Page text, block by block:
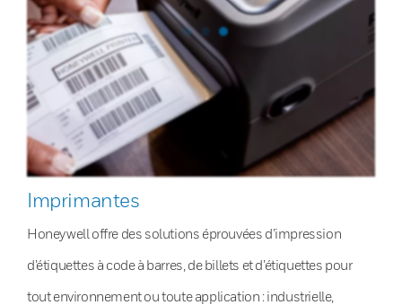
Imprimantes
Honeywell offre des solutions éprouvées d’impression
d’étiquettes à code à barres, de billets et d’étiquettes pour
tout environnement ou toute application : industrielle,